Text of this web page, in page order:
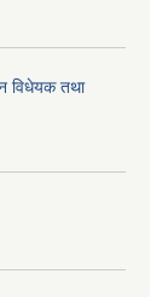
विधेयक तथा